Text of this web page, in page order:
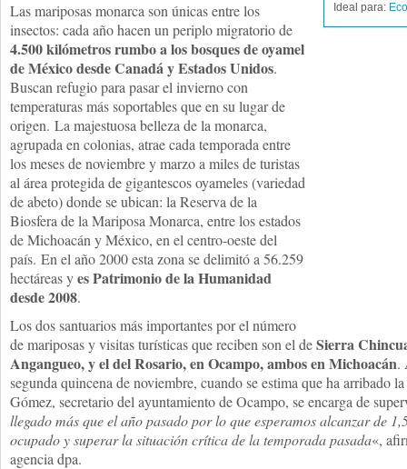
Ideal para:
Las mariposas monarca son únicas entre los
insectos: cada año hacen un periplo migratorio de
4.500 kilómetros rumbo a los bosques de oyamel
de México desde Canadá y Estados Unidos.
Buscan refugio para pasar el invierno con
temperaturas más soportables que en su lugar de
origen. La majestuosa belleza de la monarca,
agrupada en colonias, atrae cada temporada entre
los meses de noviembre y marzo a miles de turistas
al área protegida de gigantescos oyameles (variedad
de abeto) donde se ubican: la Reserva de la
Biosfera de la Mariposa Monarca, entre los estados
de Michoacán y México, en el centro-oeste del
país. En el año 2000 esta zona se delimitó a 56.259
hectáreas yes Patrimonio de la Humanidad
desde 2008.
Los dos santuarios más importantes por el número
de mariposas y visitas turísticas que reciben son el deSierra
Angangueo, y el del Rosario, en Ocampo, ambos en Michoacán.
segunda quincena de noviembre, cuando se estima que ha arribado
Gómez, secretario del ayuntamiento de Ocampo, se encarga de
llegado más que el año pasado por lo que esperamos alcanzar de
ocupado y superar la situación crítica de la temporada pasada«,
agencia dpa.